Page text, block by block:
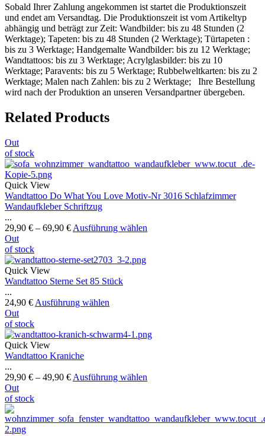
Sobald Ihrer Zahlung angekommen ist startet die Produktionszeit
und endet am Versandtag. Die Produktionszeit ist vom Artikeltyp
abhängig und beträgt zur Zeit: Wandbilder: bis zu 48 Stunden (2
Werktage); Tapeten: bis zu 48 Stunden (2 Werktage); Türtapeten :
bis zu 3 Werktage; Handgemalte Wandbilder: bis zu 12 Werktage;
Wandtattoos: bis zu 3 Werktage; Acrylglasbilder: bis zu 10
Werktage; Paravents: bis zu 5 Werktage; Rubbelweltkarten: bis zu 2
Werktage; Malen nach Zahlen: bis zu 2 Werktage; Ihre Bestellung
wird nach der Produktion an unseren Versandpartner übergeben.
Related Products
Out
of stock
Quick View
Wandtattoo Do What You Love Motiv-Nr 3016 Schlafzimmer
Wandaufkleber Schriftzug
...
29,90 € – 69,90 € Ausführung wählen
Out
of stock
Quick View
Wandtattoo Sterne Set 85 Stück
...
24,90 € Ausführung wählen
Out
of stock
Quick View
Wandtattoo Kraniche
...
29,90 € – 49,90 € Ausführung wählen
Out
of stock